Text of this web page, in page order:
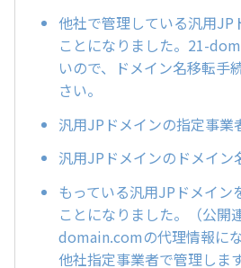
他社で管理している汎用JP
ことになりました。21-
いので、ドメイン名移転手
さい。
汎用JPドメインの指定事業
汎用JPドメインのドメイン
もっている汎用JPドメイン
ことになりました。（公開
domain.comの代理情報に
他社指定事業者で管理しま